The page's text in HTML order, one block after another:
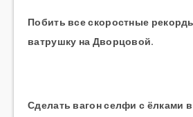
Побить все скоростные
ватрушку на Дворцовой.
Сделать вагон селфи с ёлками